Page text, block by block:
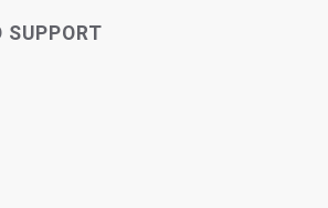
SUPPORT